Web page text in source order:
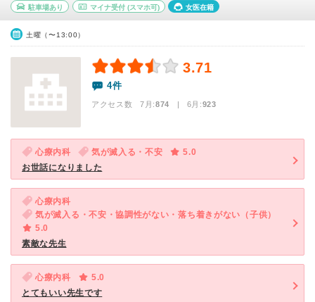
駐車場あり マイナ受付(スマホ可) 女医在籍
土曜（〜13:00）
3.71
4件
アクセス数 7月:874 | 6月:923
心療内科 気が滅入る・不安
5.0
お世話になりました
心療内科
気が滅入る・不安・協調性がない・落ち着きがない（子供）
5.0
素敵な先生
心療内科
5.0
とてもいい先生です